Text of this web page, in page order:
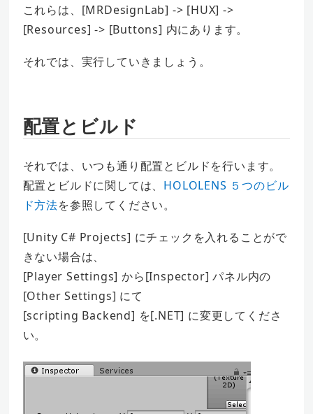
これらは、[MRDesignLab] -> [HUX] ->
[Resources] -> [Buttons] 内にあります。
それでは、実行していきましょう。
配置とビルド
それでは、いつも通り配置とビルドを行います。
配置とビルドに関しては、 HOLOLENS ５つのビル
ド方法を参照してください。
[Unity C# Projects] にチェックを入れることがで
きない場合は、
[Player Settings] から[Inspector] パネル内の
[Other Settings] にて
[scripting Backend] を[.NET] に変更してくださ
い。